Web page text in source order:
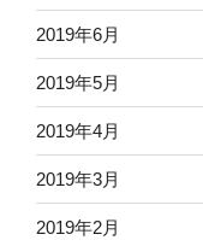
2019年6月
2019年5月
2019年4月
2019年3月
2019年2月